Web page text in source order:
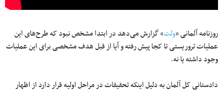
روزنامه آلمانی «ولت» گزارش می‌دهد در ابتدا مشخص نبود که طرح‌های این
عملیات تروریستی تا کجا پیش رفته‌ و آیا از قبل هدف مشخصی برای این عملیات
وجود داشته یا نه.
دادستانی کل آلمان به دلیل اینکه تحقیقات در مراحل اولیه قرار دارد از اظهار